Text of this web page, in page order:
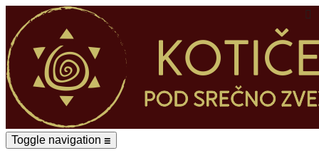
Toggle navigation ☰
